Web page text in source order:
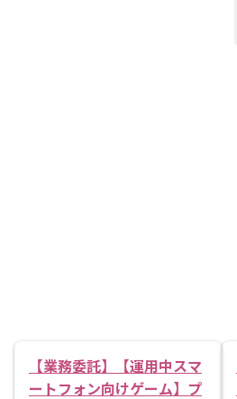
【業務委託】【運用中スマ
ートフォン向けゲーム】プ